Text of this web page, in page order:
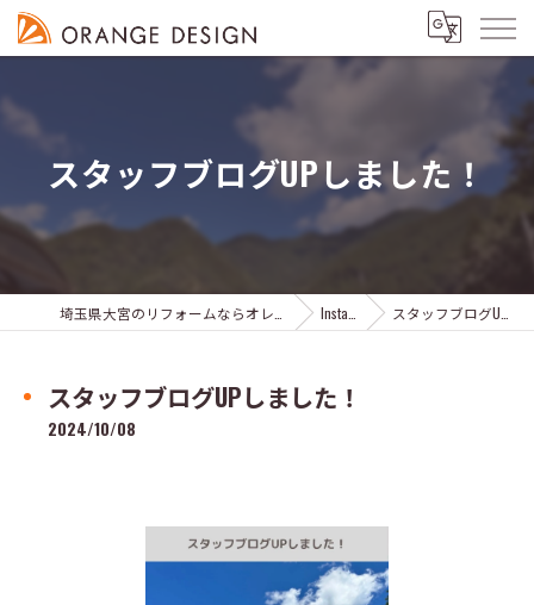
スタッフブログUPしました！
Instagram スタッフブログUPしました！
スタッフブログUPしました！
2024/10/08